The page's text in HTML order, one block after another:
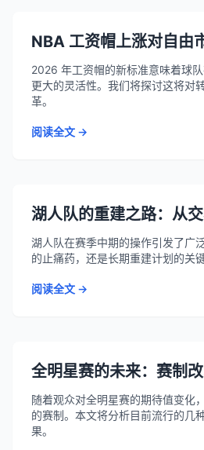
NBA 工资帽上涨对自由
2026 年工资帽的新标准意味着球
更大的灵活性。我们将探讨这将对
革。
阅读全文 →
湖人队的重建之路：从
湖人队在赛季中期的操作引发了广
的止痛药，还是长期重建计划的关
阅读全文 →
全明星赛的未来：赛制
随着观众对全明星赛的期待值变化
的赛制。本文将分析目前流行的几
果。